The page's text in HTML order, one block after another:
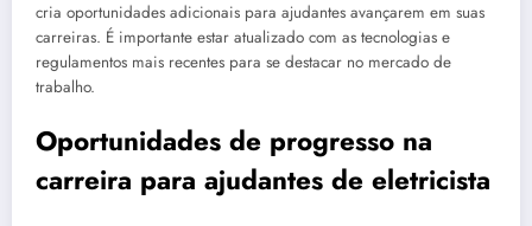
cria oportunidades adicionais para ajudantes avançarem em suas
carreiras. É importante estar atualizado com as tecnologias e
regulamentos mais recentes para se destacar no mercado de
trabalho.
Oportunidades de progresso na
carreira para ajudantes de eletricista